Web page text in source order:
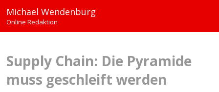
Michael Wendenburg
Online Redaktion
Supply Chain: Die Pyramide
muss geschleift werden